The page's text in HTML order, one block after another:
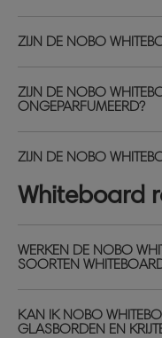
ZIJN DE NOBO
ZIJN DE NOBO
ONGEPARFUMEERD?
ZIJN DE NOBO
Whiteboard
WERKEN DE NOBO
SOORTEN
KAN IK NOBO
GLASBORDEN EN